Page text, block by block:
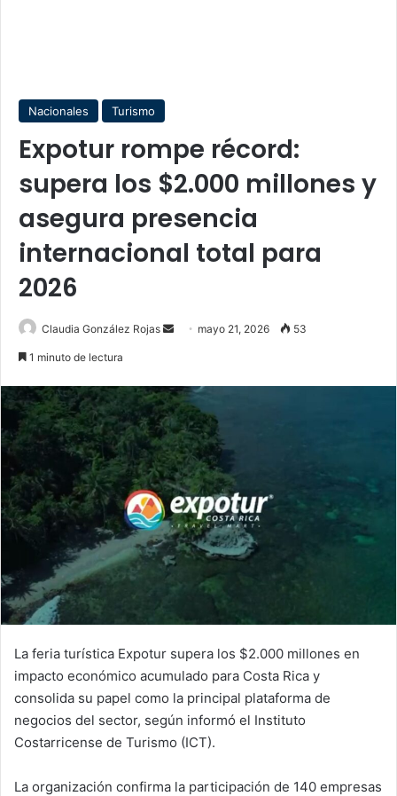
Nacionales Turismo
Expotur rompe récord:
supera los $2.000 millones y
asegura presencia
internacional total para
2026
Claudia González Rojas
Send mayo 21, 2026 53
1 minuto de lectura
La feria turística Expotur supera los $2.000 millones en
impacto económico acumulado para Costa Rica y
consolida su papel como la principal plataforma de
negocios del sector, según informó el Instituto
Costarricense de Turismo (ICT).
La organización confirma la participación de 140 empresas